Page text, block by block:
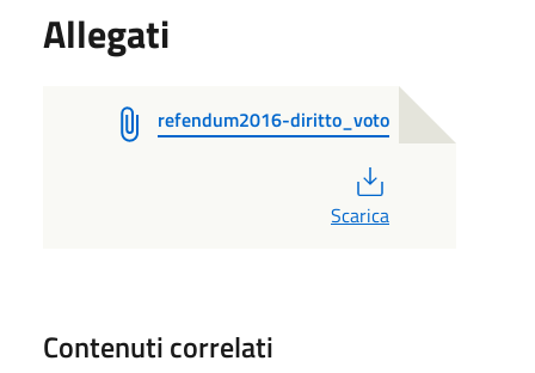
Allegati
refendum2016-diritto_voto
Scarica
Contenuti correlati